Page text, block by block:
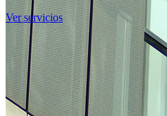
Ver servicios